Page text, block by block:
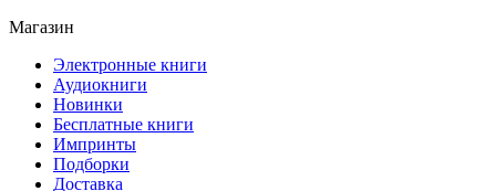
Магазин
Электронные книги
Аудиокниги
Новинки
Бесплатные книги
Импринты
Подборки
Доставка